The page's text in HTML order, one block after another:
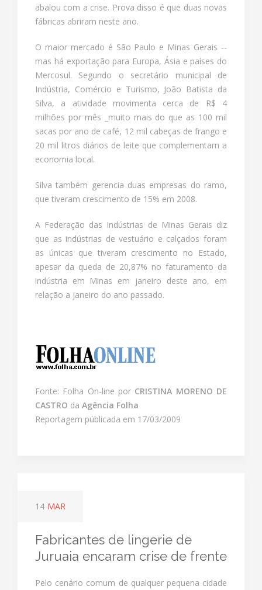
abalou com a crise. Prova disso é que duas novas
fábricas abriram neste ano.
O maior mercado é São Paulo e Minas Gerais --
mas há exportação para Europa, Ásia e países do
Mercosul. Segundo o secretário municipal de
Indústria, Comércio e Turismo, João Batista da
Silva, a atividade movimenta cerca de R$ 4
milhões por mês _muito mais do que as 100 mil
sacas por ano de café, 12 mil cabeças de frango e
20 mil litros diários de leite que complementam a
economia local.
Silva também gerencia duas empresas do ramo,
que tiveram crescimento de 15% em 2008.
A Federação das Indústrias de Minas Gerais diz
que as indústrias de vestuário e calçados foram
as únicas que tiveram crescimento no Estado,
apesar da queda de 20,87% no faturamento da
indústria em Minas em janeiro deste ano, em
relação a janeiro do ano passado.
Fonte: Folha On-line por CRISTINA MORENO DE
CASTRO da Agência Folha
Reportagem públicada em 17/03/2009
14 MAR
Fabricantes de lingerie de
Juruaia encaram crise de frente
Pelo cenário comum de qualquer pequena cidade